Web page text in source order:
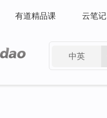
有道精品课 云笔记
中英